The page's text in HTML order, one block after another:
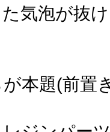
気泡が抜
本題(前置